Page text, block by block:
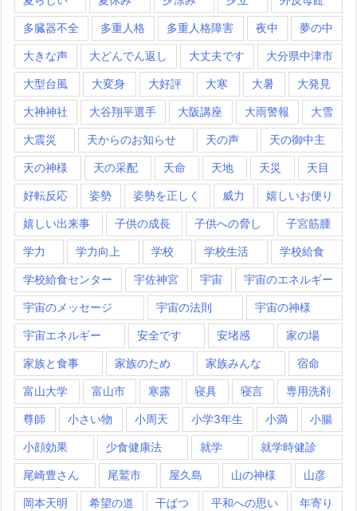
多臓器不全 多重人格 多重人格障害 夜中 夢の中
大きな声 大どんでん返し 大丈夫です 大分県中津市
大型台風 大変身 大好評 大寒 大暑 大発見
大神神社 大谷翔平選手 大阪講座 大雨警報 大雪
大震災 天からのお知らせ 天の声 天の御中主
天の神様 天の采配 天命 天地 天災 天目
好転反応 姿勢 姿勢を正しく 威力 嬉しいお便り
嬉しい出来事 子供の成長 子供への脅し 子宮筋腫
学力 学力向上 学校 学校生活 学校給食
学校給食センター 宇佐神宮 宇宙 宇宙のエネルギー
宇宙のメッセージ 宇宙の法則 宇宙の神様
宇宙エネルギー 安全です 安堵感 家の場
家族と食事 家族のため 家族みんな 宿命
富山大学 富山市 寒露 寝具 寝言 専用洗剤
尊師 小さい物 小周天 小学3年生 小満 小腸
小顔効果 少食健康法 就学 就学時健診
尾崎豊さん 尾鷲市 屋久島 山の神様 山彦
岡本天明 希望の道 干ばつ 平和への思い 年寄り